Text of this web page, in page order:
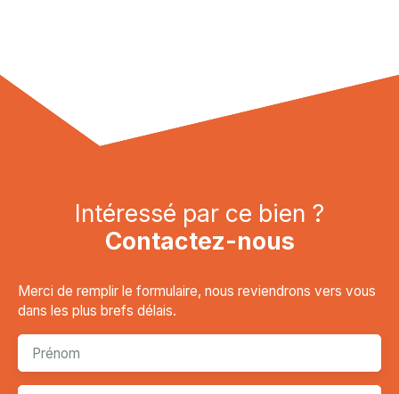
Intéressé par ce bien ?
Contactez-nous
Merci de remplir le formulaire, nous reviendrons vers vous
dans les plus brefs délais.
Prénom